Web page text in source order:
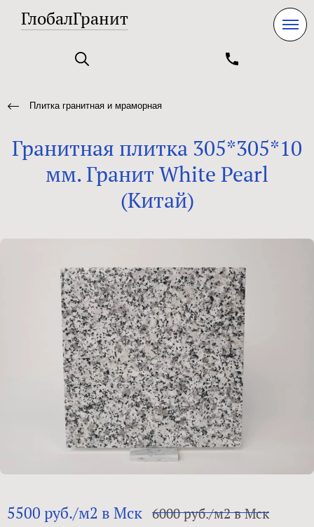
ГлобалГранит
Плитка гранитная и мраморная
Гранитная плитка 305*305*10
мм. Гранит White Pearl
(Китай)
5500 руб./м2 в Мск 6000 руб./м2 в Мск